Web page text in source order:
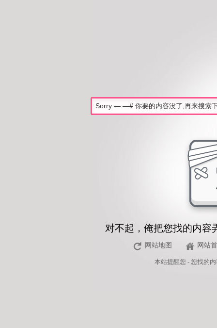
对不起，俺把您找的内容
网站地图 网站
本站提醒您 - 您找的